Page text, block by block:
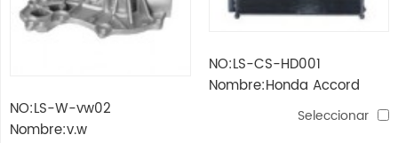
NO:LS-W-vw02
Nombre:v.w
NO:LS-CS-HD001
Nombre:Honda Accord
Seleccionar